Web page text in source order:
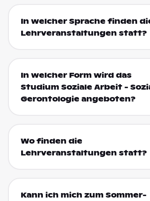
In welcher Sprache finden
Lehrveranstaltungen statt?
In welcher Form wird das
Studium Soziale Arbeit -
Gerontologie angeboten?
Wo finden die
Lehrveranstaltungen statt?
Kann ich mich zum Sommer-